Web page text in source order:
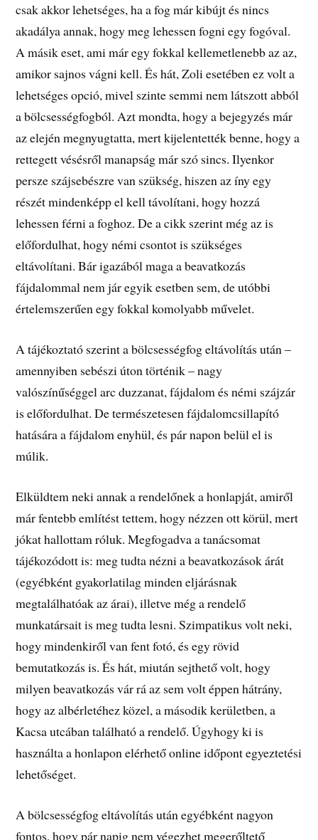
csak akkor lehetséges, ha a fog már kibújt és nincs
akadálya annak, hogy meg lehessen fogni egy fogóval.
A másik eset, ami már egy fokkal kellemetlenebb az az,
amikor sajnos vágni kell. És hát, Zoli esetében ez volt a
lehetséges opció, mivel szinte semmi nem látszott abból
a bölcsességfogból. Azt mondta, hogy a bejegyzés már
az elején megnyugtatta, mert kijelentették benne, hogy a
rettegett vésésről manapság már szó sincs. Ilyenkor
persze szájsebészre van szükség, hiszen az íny egy
részét mindenképp el kell távolítani, hogy hozzá
lehessen férni a foghoz. De a cikk szerint még az is
előfordulhat, hogy némi csontot is szükséges
eltávolítani. Bár igazából maga a beavatkozás
fájdalommal nem jár egyik esetben sem, de utóbbi
értelemszerűen egy fokkal komolyabb művelet.
A tájékoztató szerint a bölcsességfog eltávolítás után –
amennyiben sebészi úton történik – nagy
valószínűséggel arc duzzanat, fájdalom és némi szájzár
is előfordulhat. De természetesen fájdalomcsillapító
hatására a fájdalom enyhül, és pár napon belül el is
múlik.
Elküldtem neki annak a rendelőnek a honlapját, amiről
már fentebb említést tettem, hogy nézzen ott körül, mert
jókat hallottam róluk. Megfogadva a tanácsomat
tájékozódott is: meg tudta nézni a beavatkozások árát
(egyébként gyakorlatilag minden eljárásnak
megtalálhatóak az árai), illetve még a rendelő
munkatársait is meg tudta lesni. Szimpatikus volt neki,
hogy mindenkiről van fent fotó, és egy rövid
bemutatkozás is. És hát, miután sejthető volt, hogy
milyen beavatkozás vár rá az sem volt éppen hátrány,
hogy az albérletéhez közel, a második kerületben, a
Kacsa utcában található a rendelő. Úgyhogy ki is
használta a honlapon elérhető online időpont egyeztetési
lehetőséget.
A bölcsességfog eltávolítás után egyébként nagyon
fontos, hogy pár napig nem végezhet megerőltető